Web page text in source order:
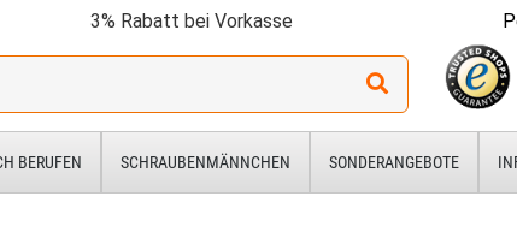
3% Rabatt bei Vorkasse
BERUFEN SCHRAUBENMÄNNCHEN SONDERANGEBOTE